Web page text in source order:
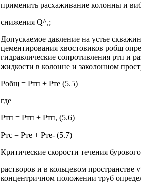
применить расхаживание колонны и
снижения Q^,;
Допускаемое давление на устье
цементирования хвостовиков робщ
гидравлические сопротивления ртп и
жидкости в колонне и заколонном
Робщ = Ртп + Рте (5.5)
где
Ртп = Ртп + Ртп, (5.6)
Ртс = Рте + Рте- (5.7)
Критические скорости течения
растворов и в кольцевом
концентричном положении труб